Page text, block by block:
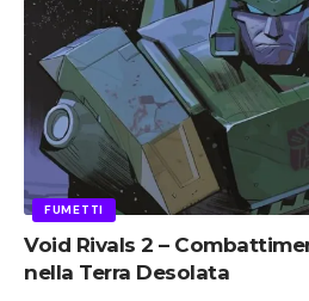
FUMETTI
Void Rivals 2 –
nella Terra Desolata